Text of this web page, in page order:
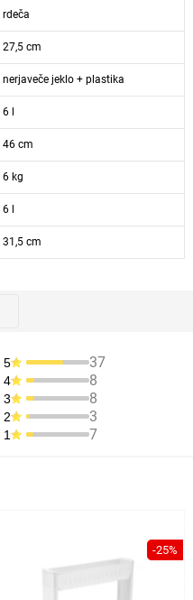
rdeča
27,5 cm
nerjaveče jeklo + plastika
6 l
46 cm
6 kg
6 l
31,5 cm
5 37
4 8
3 8
2 3
1 7
-25%